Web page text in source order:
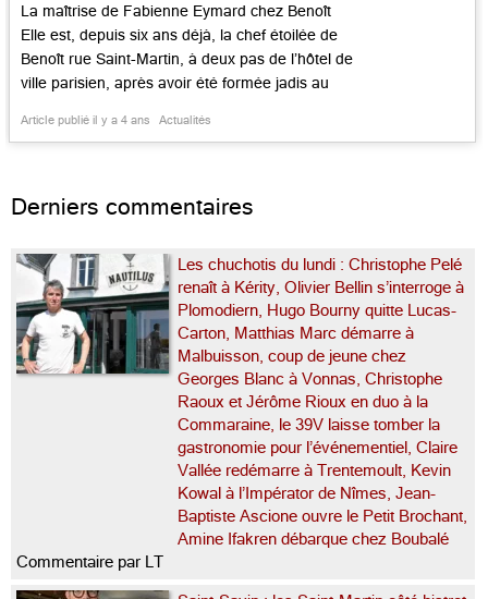
La maîtrise de Fabienne Eymard chez Benoît
Elle est, depuis six ans déjà, la chef étoilée de
Benoît rue Saint-Martin, à deux pas de l’hôtel de
ville parisien, après avoir été formée jadis au
passée dans le groupe Ducasse au Benoît de
Article publié il y a 4 ans Actualités
Derniers commentaires
Les chuchotis du lundi : Christophe Pelé
renaît à Kérity, Olivier Bellin s’interroge à
Plomodiern, Hugo Bourny quitte Lucas-
Carton, Matthias Marc démarre à
Malbuisson, coup de jeune chez
Georges Blanc à Vonnas, Christophe
Raoux et Jérôme Rioux en duo à la
Commaraine, le 39V laisse tomber la
gastronomie pour l’événementiel, Claire
Vallée redémarre à Trentemoult, Kevin
Kowal à l’Impérator de Nîmes, Jean-
Baptiste Ascione ouvre le Petit Brochant,
Amine Ifakren débarque chez Boubalé
Commentaire par LT